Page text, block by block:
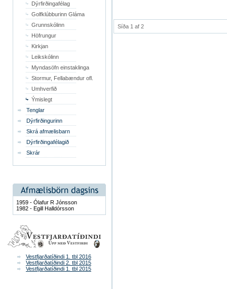
Dýrfirðingafélag
Golfklúbburinn Gláma
Grunnskólinn
Höfrungur
Kirkjan
Leikskólinn
Myndasöfn einstaklinga
Stormur, Fellabændur ofl.
Umhverfið
Ýmislegt
Tenglar
Dýrfirðingurinn
Skrá afmælisbarn
Dýrfirðingafélagið
Skrár
1959 - Ólafur R Jónsson
1982 - Egill Halldórsson
Vestfjarðatíðindi 1. tbl 2016
Vestfjarðatíðindi 2. tbl 2015
Vestfjarðatíðindi 1. tbl 2015
Síða 1 af 2